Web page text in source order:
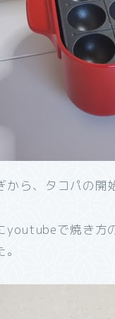
から、タコパの開
youtubeで焼き方